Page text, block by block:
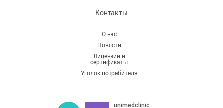
Контакты
О нас
Новости
Лицензии и
сертификаты
Уголок потребителя